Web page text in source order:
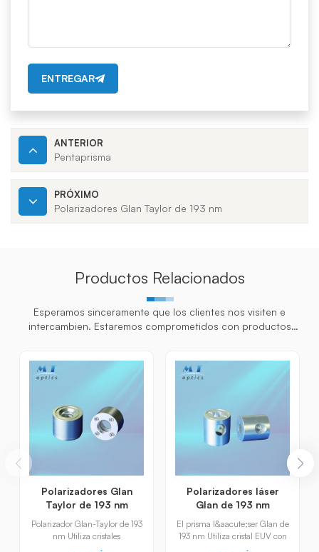
ENTREGAR
ANTERIOR
Pentaprisma
PRÓXIMO
Polarizadores Glan Taylor de 193 nm
Productos Relacionados
Esperamos sinceramente que los clientes nos visiten e
intercambien. Estaremos comprometidos con productos
Polarizadores Glan
Taylor de 193 nm
Polarizador Glan-Taylor de 193
nm Utiliza cristales
birrefringentes &alpha;-BBO
Polarizadores láser
Glan de 193 nm
El prisma l&aacute;ser Glan de
193 nm Utiliza cristal EUV con
alta uniformidad &oacute;ptica